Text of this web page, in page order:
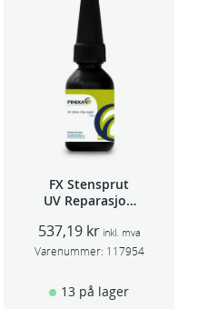
FX Stensprut
UV Reparasjon
537,19 kr inkl. mva
Varenummer: 117954
13 på lager